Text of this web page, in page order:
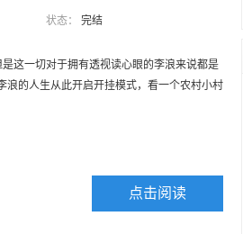
状态： 完结
这一切对于拥有透视读心眼的李浪来说都是
浪的人生从此开启开挂模式，看一个农村小村
点击阅读